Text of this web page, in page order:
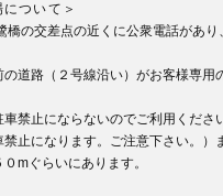
ついて＞
橋の交差点の近くに公衆電話があり
道路（２号線沿い）がお客様専用
禁止にならないのでご利用くださ
禁止になります。ご注意下さい。）
mぐらいにあります。